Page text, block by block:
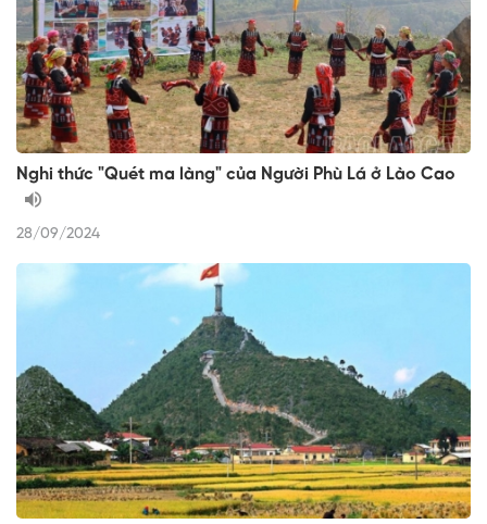
Nghi thức "Quét ma làng" của Người Phù Lá ở Lào Cao
28/09/2024